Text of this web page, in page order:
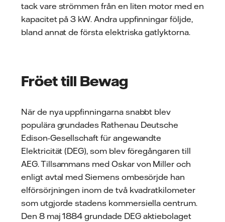
tack vare strömmen från en liten motor med en
kapacitet på 3 kW. Andra uppfinningar följde,
bland annat de första elektriska gatlyktorna.
Fröet till Bewag
När de nya uppfinningarna snabbt blev
populära grundades Rathenau Deutsche
Edison-Gesellschaft für angewandte
Elektricität (DEG), som blev föregångaren till
AEG. Tillsammans med Oskar von Miller och
enligt avtal med Siemens ombesörjde han
elförsörjningen inom de två kvadratkilometer
som utgjorde stadens kommersiella centrum.
Den 8 maj 1884 grundade DEG aktiebolaget